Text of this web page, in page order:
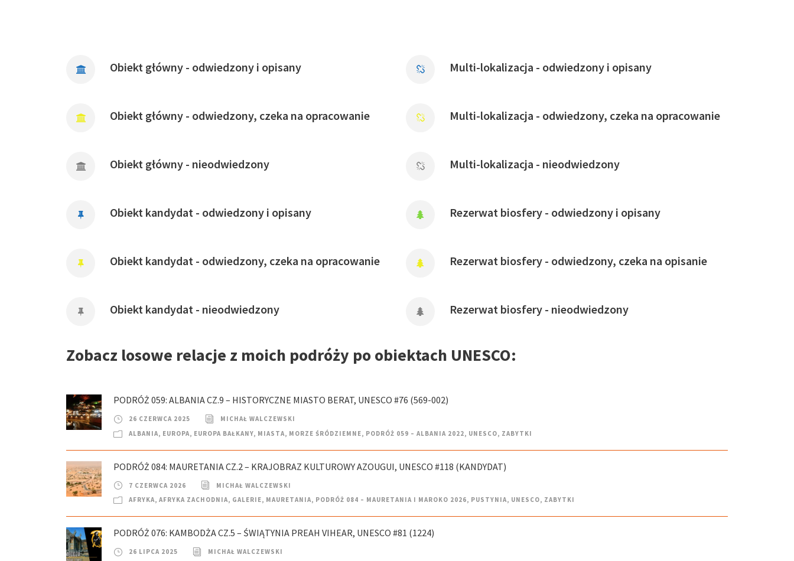
Obiekt główny - odwiedzony i opisany
Obiekt główny - odwiedzony, czeka na opracowanie
Obiekt główny - nieodwiedzony
Obiekt kandydat - odwiedzony i opisany
Obiekt kandydat - odwiedzony, czeka na opracowanie
Obiekt kandydat - nieodwiedzony
Multi-lokalizacja - odwiedzony i opisany
Multi-lokalizacja - odwiedzony, czeka na opracowanie
Multi-lokalizacja - nieodwiedzony
Rezerwat biosfery - odwiedzony i opisany
Rezerwat biosfery - odwiedzony, czeka na opisanie
Rezerwat biosfery - nieodwiedzony
Zobacz losowe relacje z moich podróży po obiektach UNESCO:
PODRÓŻ 059: ALBANIA CZ.9 – HISTORYCZNE MIASTO BERAT, UNESCO #76 (569-002)
26 CZERWCA 2025
MICHAŁ WALCZEWSKI
ALBANIA, EUROPA, EUROPA BAŁKANY, MIASTA, MORZE ŚRÓDZIEMNE, PODRÓŻ 059 – ALBANIA 2022, UNESCO, ZABYTKI
PODRÓŻ 084: MAURETANIA CZ.2 – KRAJOBRAZ KULTUROWY AZOUGUI, UNESCO #118 (KANDYDAT)
7 CZERWCA 2026
MICHAŁ WALCZEWSKI
AFRYKA, AFRYKA ZACHODNIA, GALERIE, MAURETANIA, PODRÓŻ 084 – MAURETANIA I MAROKO 2026, PUSTYNIA, UNESCO, ZABYTKI
PODRÓŻ 076: KAMBODŻA CZ.5 – ŚWIĄTYNIA PREAH VIHEAR, UNESCO #81 (1224)
26 LIPCA 2025
MICHAŁ WALCZEWSKI